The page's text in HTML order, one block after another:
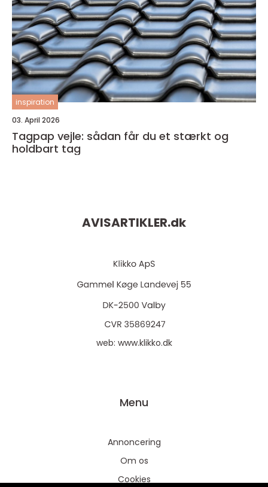
inspiration
03. April 2026
Tagpap vejle: sådan får du et stærkt og
holdbart tag
AVISARTIKLER.dk
web: www.klikko.dk
Menu
Annoncering
Om os
Cookies